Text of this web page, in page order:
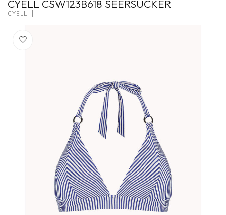
CYELL CSW123B618 SEERSUCKER
CYELL